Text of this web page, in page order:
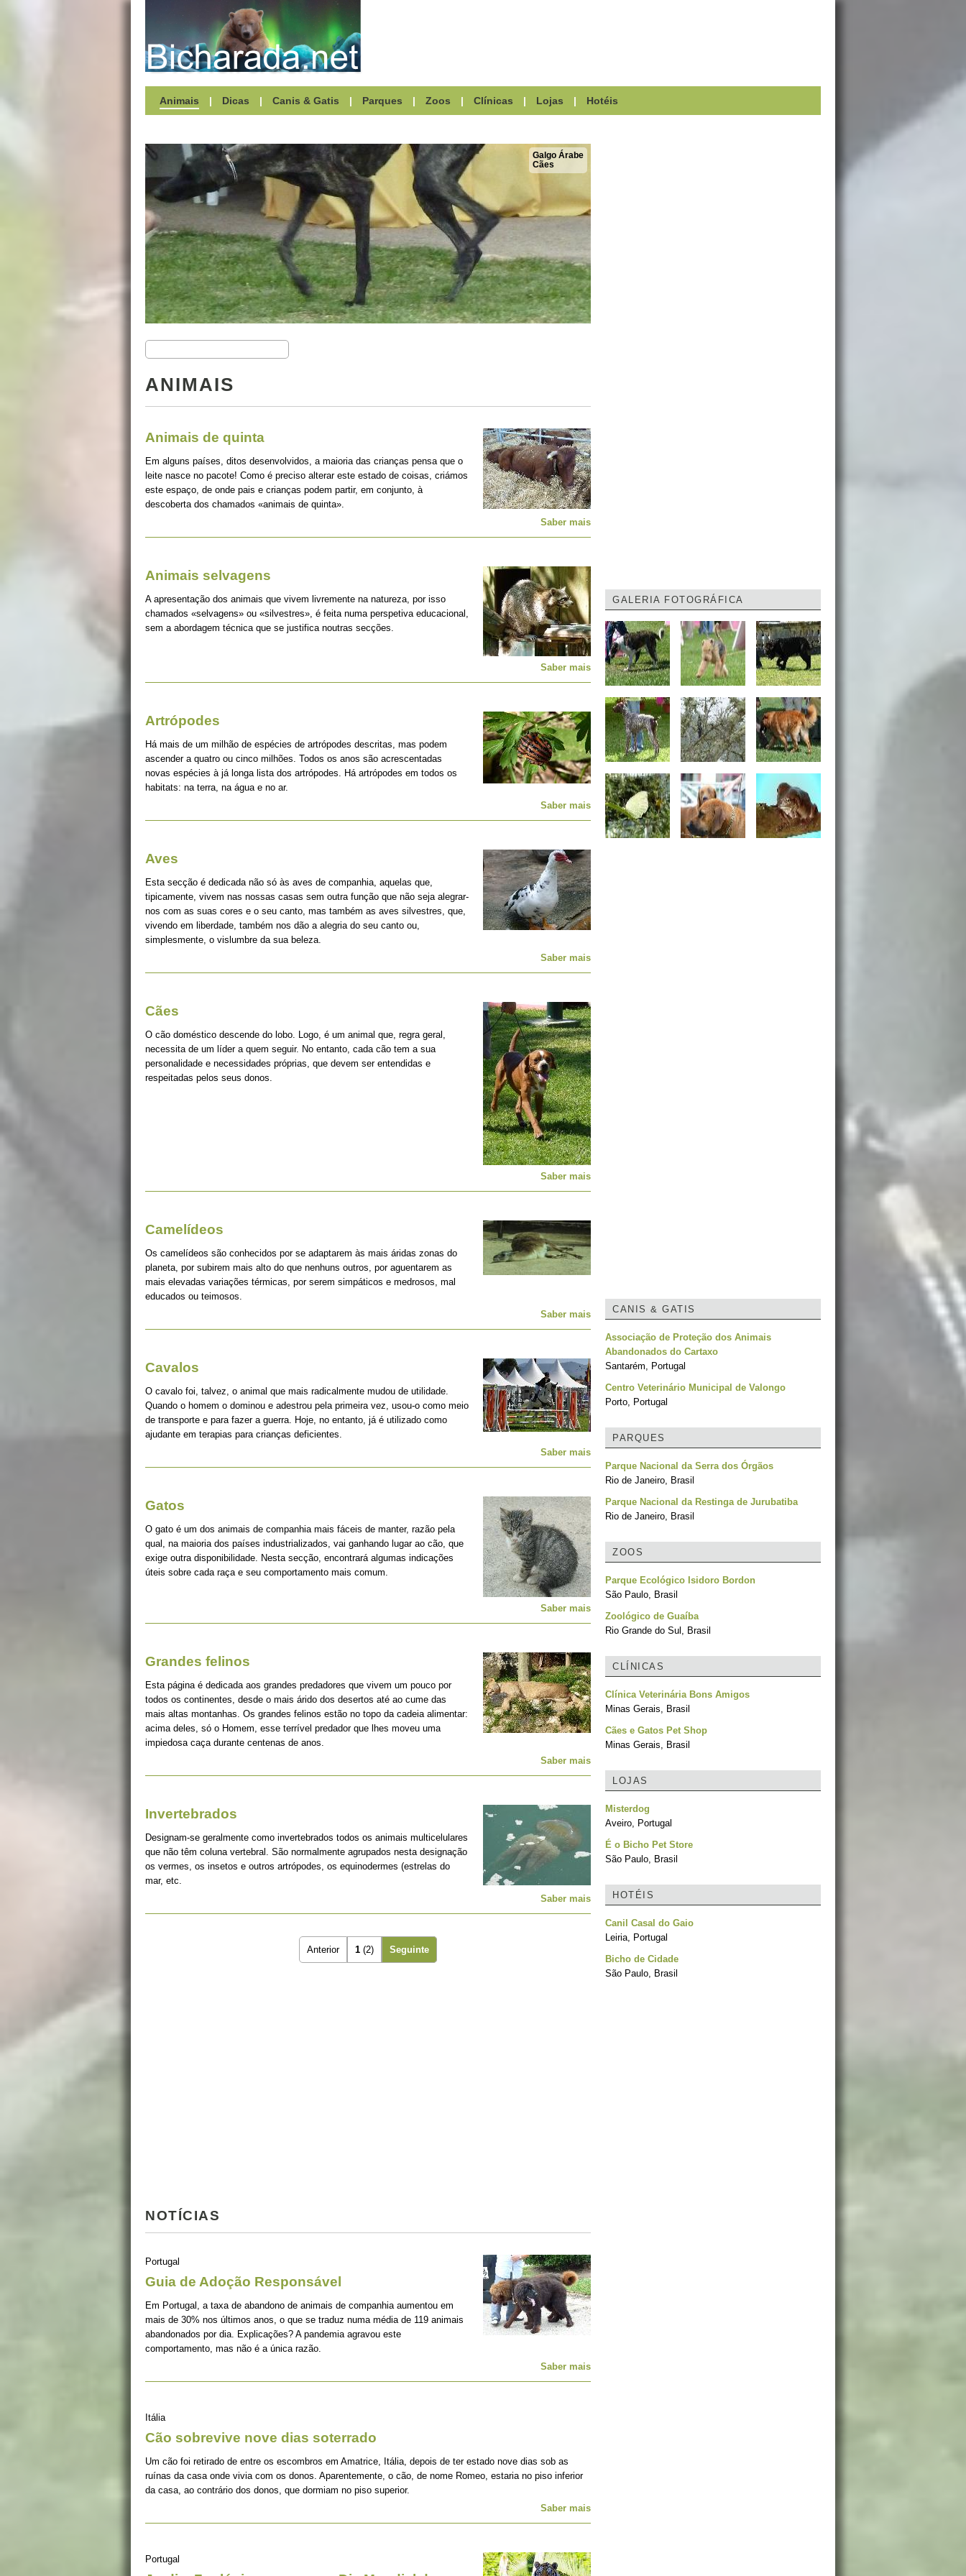
Animais | Dicas | Canis & Gatis | Parques | Zoos | Clínicas | Lojas | Hotéis
Galgo Árabe
Cães
ANIMAIS
Animais de quinta
Em alguns países, ditos desenvolvidos, a maioria das crianças pensa que o
leite nasce no pacote! Como é preciso alterar este estado de coisas, criámos
este espaço, de onde pais e crianças podem partir, em conjunto, à
descoberta dos chamados «animais de quinta».
Saber mais
Animais selvagens
A apresentação dos animais que vivem livremente na natureza, por isso
chamados «selvagens» ou «silvestres», é feita numa perspetiva educacional,
sem a abordagem técnica que se justifica noutras secções.
Saber mais
Artrópodes
Há mais de um milhão de espécies de artrópodes descritas, mas podem
ascender a quatro ou cinco milhões. Todos os anos são acrescentadas
novas espécies à já longa lista dos artrópodes. Há artrópodes em todos os
habitats: na terra, na água e no ar.
Saber mais
Aves
Esta secção é dedicada não só às aves de companhia, aquelas que,
tipicamente, vivem nas nossas casas sem outra função que não seja alegrar-
nos com as suas cores e o seu canto, mas também as aves silvestres, que,
vivendo em liberdade, também nos dão a alegria do seu canto ou,
simplesmente, o vislumbre da sua beleza.
Saber mais
Cães
O cão doméstico descende do lobo. Logo, é um animal que, regra geral,
necessita de um líder a quem seguir. No entanto, cada cão tem a sua
personalidade e necessidades próprias, que devem ser entendidas e
respeitadas pelos seus donos.
Saber mais
Camelídeos
Os camelídeos são conhecidos por se adaptarem às mais áridas zonas do
planeta, por subirem mais alto do que nenhuns outros, por aguentarem as
mais elevadas variações térmicas, por serem simpáticos e medrosos, mal
educados ou teimosos.
Saber mais
Cavalos
O cavalo foi, talvez, o animal que mais radicalmente mudou de utilidade.
Quando o homem o dominou e adestrou pela primeira vez, usou-o como meio
de transporte e para fazer a guerra. Hoje, no entanto, já é utilizado como
ajudante em terapias para crianças deficientes.
Saber mais
Gatos
O gato é um dos animais de companhia mais fáceis de manter, razão pela
qual, na maioria dos países industrializados, vai ganhando lugar ao cão, que
exige outra disponibilidade. Nesta secção, encontrará algumas indicações
úteis sobre cada raça e seu comportamento mais comum.
Saber mais
Grandes felinos
Esta página é dedicada aos grandes predadores que vivem um pouco por
todos os continentes, desde o mais árido dos desertos até ao cume das
mais altas montanhas. Os grandes felinos estão no topo da cadeia alimentar:
acima deles, só o Homem, esse terrível predador que lhes moveu uma
impiedosa caça durante centenas de anos.
Saber mais
Invertebrados
Designam-se geralmente como invertebrados todos os animais multicelulares
que não têm coluna vertebral. São normalmente agrupados nesta designação
os vermes, os insetos e outros artrópodes, os equinodermes (estrelas do
mar, etc.
Saber mais
Anterior 1 (2) Seguinte
NOTÍCIAS
Portugal
Guia de Adoção Responsável
Em Portugal, a taxa de abandono de animais de companhia aumentou em
mais de 30% nos últimos anos, o que se traduz numa média de 119 animais
abandonados por dia. Explicações? A pandemia agravou este
comportamento, mas não é a única razão.
Saber mais
Itália
Cão sobrevive nove dias soterrado
Um cão foi retirado de entre os escombros em Amatrice, Itália, depois de ter estado nove dias sob as
ruínas da casa onde vivia com os donos. Aparentemente, o cão, de nome Romeo, estaria no piso inferior
da casa, ao contrário dos donos, que dormiam no piso superior.
Saber mais
Portugal
GALERIA FOTOGRÁFICA
CANIS & GATIS
Associação de Proteção dos Animais
Abandonados do Cartaxo
Santarém, Portugal
Centro Veterinário Municipal de Valongo
Porto, Portugal
PARQUES
Parque Nacional da Serra dos Órgãos
Rio de Janeiro, Brasil
Parque Nacional da Restinga de Jurubatiba
Rio de Janeiro, Brasil
ZOOS
Parque Ecológico Isidoro Bordon
São Paulo, Brasil
Zoológico de Guaíba
Rio Grande do Sul, Brasil
CLÍNICAS
Clínica Veterinária Bons Amigos
Minas Gerais, Brasil
Cães e Gatos Pet Shop
Minas Gerais, Brasil
LOJAS
Misterdog
Aveiro, Portugal
É o Bicho Pet Store
São Paulo, Brasil
HOTÉIS
Canil Casal do Gaio
Leiria, Portugal
Bicho de Cidade
São Paulo, Brasil